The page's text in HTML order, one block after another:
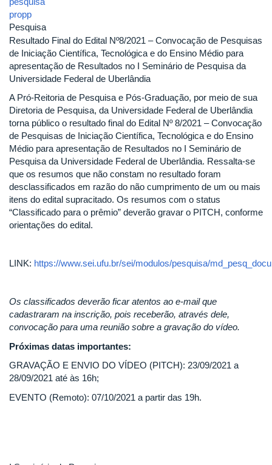
propp
Pesquisa
Resultado Final do Edital Nº8/2021 – Convocação de Pesquisas
de Iniciação Científica, Tecnológica e do Ensino Médio para
apresentação de Resultados no I Seminário de Pesquisa da
Universidade Federal de Uberlândia
A Pró-Reitoria de Pesquisa e Pós-Graduação, por meio de sua
Diretoria de Pesquisa, da Universidade Federal de Uberlândia
torna público o resultado final do Edital Nº 8/2021 – Convocação
de Pesquisas de Iniciação Científica, Tecnológica e do Ensino
Médio para apresentação de Resultados no I Seminário de
Pesquisa da Universidade Federal de Uberlândia. Ressalta-se
que os resumos que não constam no resultado foram
desclassificados em razão do não cumprimento de um ou mais
itens do edital supracitado. Os resumos com o status
“Classificado para o prêmio” deverão gravar o PITCH, conforme
orientações do edital.
LINK: https://www.sei.ufu.br/sei/modulos/pesquisa/
Os classificados deverão ficar atentos ao e-mail que
cadastraram na inscrição, pois receberão, através dele,
convocação para uma reunião sobre a gravação do vídeo.
Próximas datas importantes:
GRAVAÇÃO E ENVIO DO VÍDEO (PITCH): 23/09/2021 a
28/09/2021 até às 16h;
EVENTO (Remoto): 07/10/2021 a partir das 19h.